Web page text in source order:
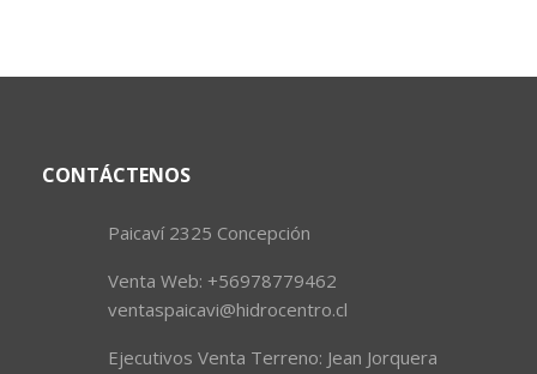
CONTÁCTENOS
Paicaví 2325 Concepción
Venta Web: +56978779462
ventaspaicavi@hidrocentro.cl
Ejecutivos Venta Terreno: Jean Jorquera